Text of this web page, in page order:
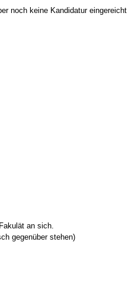
noch keine Kandidatur eingereicht
an sich.
gegenüber stehen)